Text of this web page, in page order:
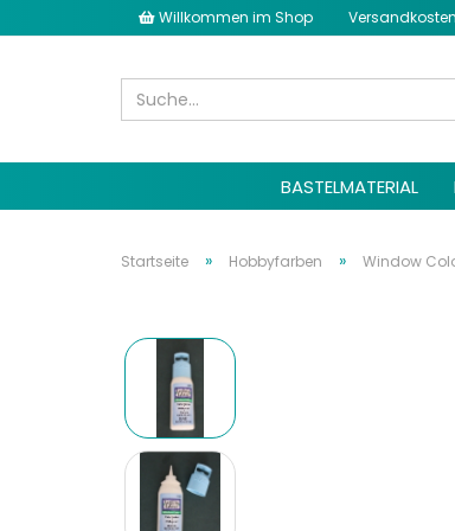
Willkommen im Shop
BASTELMATERIAL
Startseite » Hobbyfarben » Window